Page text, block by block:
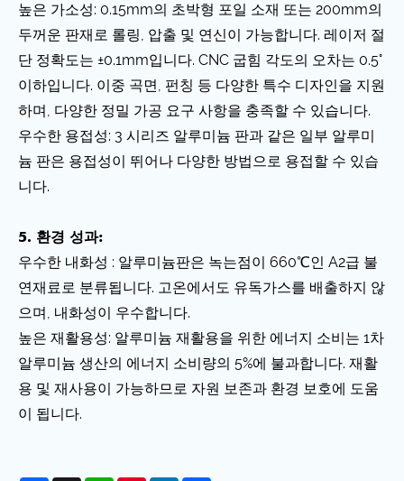
높은 가소성: 0.15mm의 초박형 포일 소재 또는 200mm의
두꺼운 판재로 롤링, 압출 및 연신이 가능합니다. 레이저 절
단 정확도는 ±0.1mm입니다. CNC 굽힘 각도의 오차는 0.5°
이하입니다. 이중 곡면, 펀칭 등 다양한 특수 디자인을 지원
하며, 다양한 정밀 가공 요구 사항을 충족할 수 있습니다.
우수한 용접성: 3 시리즈 알루미늄 판과 같은 일부 알루미
늄 판은 용접성이 뛰어나 다양한 방법으로 용접할 수 있습
니다.
5. 환경 성과:
우수한 내화성 : 알루미늄판은 녹는점이 660℃인 A2급 불
연재료로 분류됩니다. 고온에서도 유독가스를 배출하지 않
으며, 내화성이 우수합니다.
높은 재활용성: 알루미늄 재활용을 위한 에너지 소비는 1차
알루미늄 생산의 에너지 소비량의 5%에 불과합니다. 재활
용 및 재사용이 가능하므로 자원 보존과 환경 보호에 도움
이 됩니다.